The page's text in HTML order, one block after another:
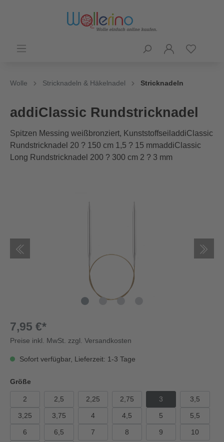
Wolle Stricknadeln & Häkelnadel Stricknadeln
addiClassic Rundstricknadel
Spitzen Messing weißbronziert, KunststoffseiladdiClassic
Rundstricknadel 20 ? 150 cm 1,5 ? 15 mmaddiClassic
Long Rundstricknadel 200 ? 300 cm 2 ? 3 mm
7,95 €*
Preise inkl. MwSt. zzgl. Versandkosten
Sofort verfügbar, Lieferzeit: 1-3 Tage
Größe
2 2,5 2,25 2,75 3 3,5
3,25 3,75 4 4,5 5 5,5
6 6,5 7 8 9 10